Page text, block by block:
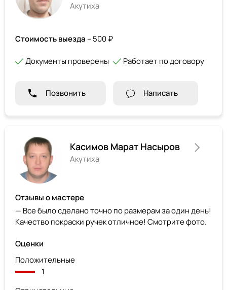
Акутиха
Стоимость выезда – 500 ₽
Документы проверены Работает по договору
Позвонить Написать
Касимов Марат Насыров
Акутиха
Отзывы о мастере
— Все было сделано точно по размерам за один день!
Качество покраски ручек отличное! Смотрите фото.
Оценки
Положительные
1